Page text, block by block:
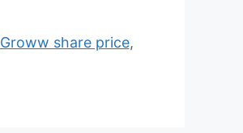
Groww share price,